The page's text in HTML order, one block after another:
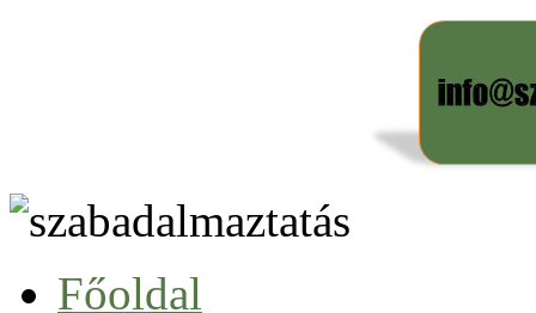
Főoldal